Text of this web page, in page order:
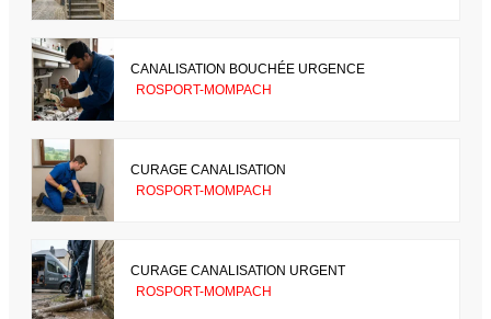
CANALISATION BOUCHÉE URGENCE
ROSPORT-MOMPACH
CURAGE CANALISATION
ROSPORT-MOMPACH
CURAGE CANALISATION URGENT
ROSPORT-MOMPACH